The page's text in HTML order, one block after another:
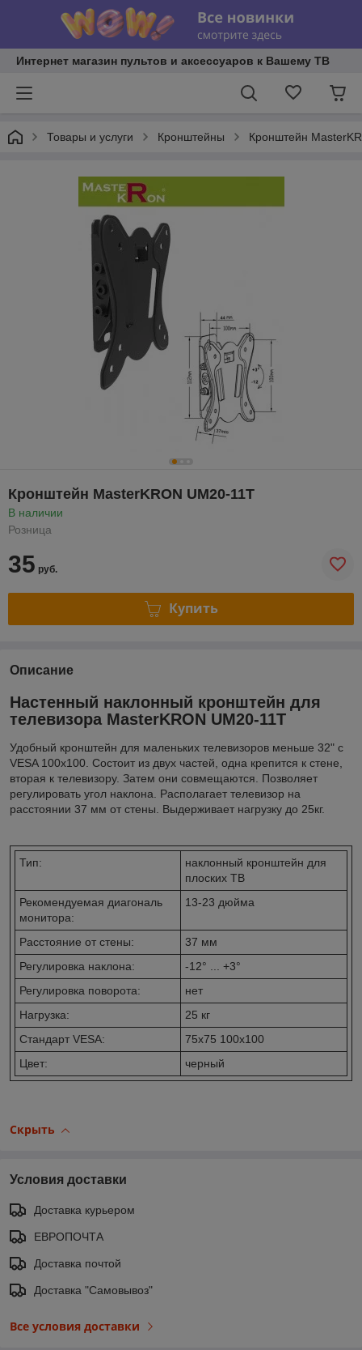
Интернет магазин пультов и аксессуаров к Вашему ТВ
Товары и услуги Кронштейны Кронштейн
Кронштейн MasterKRON UM20-11T
В наличии
Розница
35 руб.
Купить
Описание
Настенный наклонный кронштейн для
телевизора MasterKRON UM20-11T
Удобный кронштейн для маленьких телевизоров меньше 32" с
VESA 100x100. Состоит из двух частей, одна крепится к стене,
вторая к телевизору. Затем они совмещаются. Позволяет
регулировать угол наклона. Располагает телевизор на
расстоянии 37 мм от стены. Выдерживает нагрузку до 25кг.
Тип:
наклонный кронштейн для
плоских ТВ
Рекомендуемая диагональ
монитора:
13-23 дюйма
Расстояние от стены:
37 мм
Регулировка наклона:
-12° ... +3°
Регулировка поворота:
нет
Нагрузка:
25 кг
Стандарт VESA:
75х75 100х100
Цвет:
черный
Скрыть
Условия доставки
Доставка курьером
ЕВРОПОЧТА
Доставка почтой
Доставка "Самовывоз"
Все условия доставки